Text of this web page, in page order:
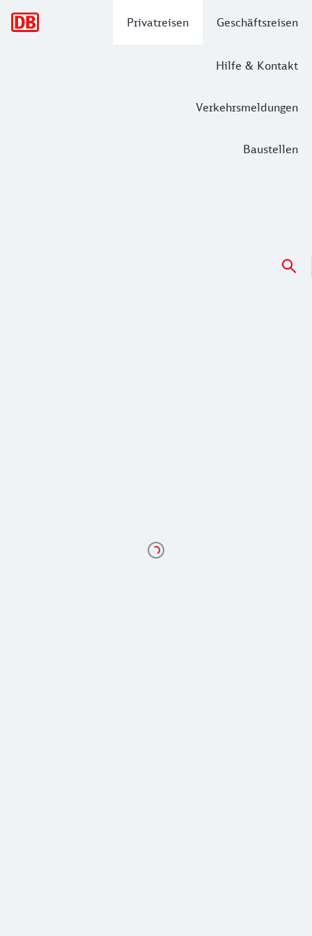
Privatreisen Geschäftsreisen
Hilfe & Kontakt
Verkehrsmeldungen
Baustellen